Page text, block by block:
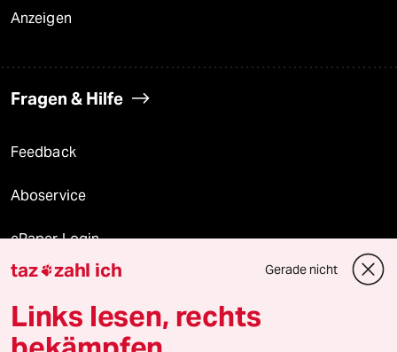
Anzeigen
Fragen & Hilfe
Feedback
Aboservice
ePaper Login
Downloads für Abonnierende
taz zahl ich Gerade nicht
Links lesen, rechts